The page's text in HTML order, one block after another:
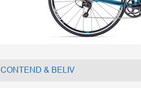
CONTEND & BELIV